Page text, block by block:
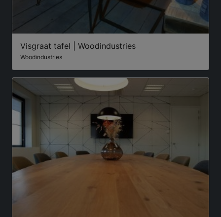
Visgraat tafel | Woodindustries
Woodindustries